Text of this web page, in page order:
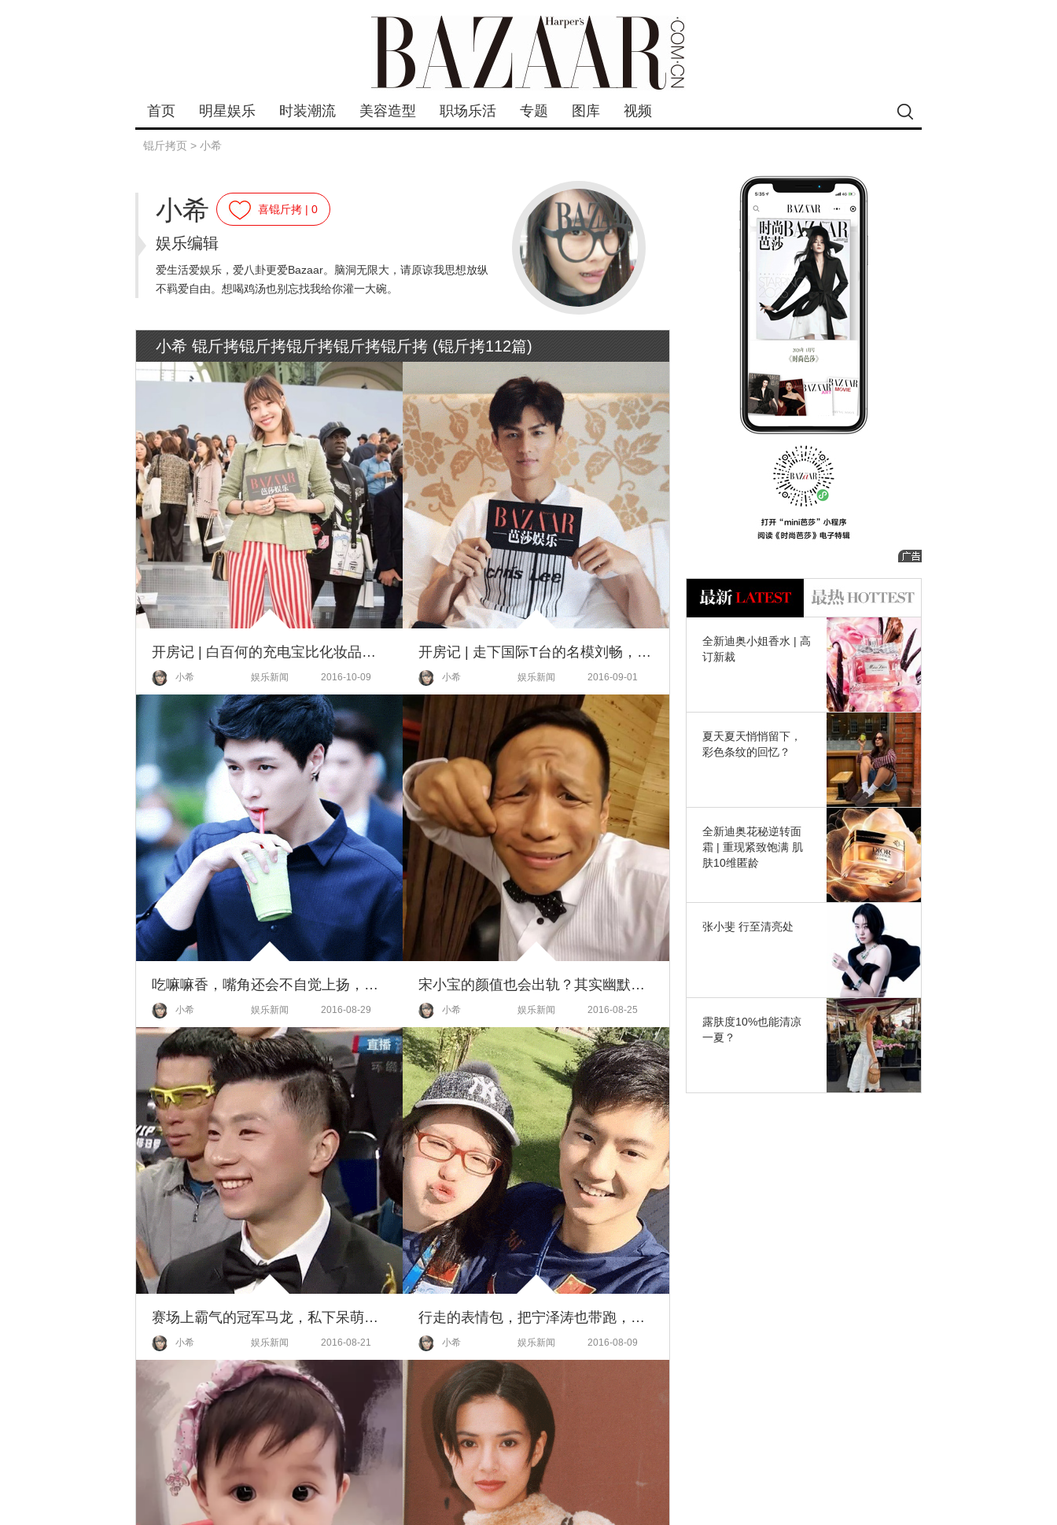
首页 明星娱乐 时装潮流 美容造型 职场乐活 专题 图库 视频
锟斤拷页 > 小希
小希 喜锟斤拷 | 0
娱乐编辑
爱生活爱娱乐，爱八卦更爱Bazaar。脑洞无限大，请原谅我思想放纵
不羁爱自由。想喝鸡汤也别忘找我给你灌一大碗。
小希 锟斤拷锟斤拷锟斤拷锟斤拷锟斤拷 (锟斤拷112篇)
开房记 | 白百何的充电宝比化妆品还多，原来她是不折不扣的游戏控！
小希 娱乐新闻 2016-10-09
开房记 | 走下国际T台的名模刘畅，原来是随身带香炉、钻研棋谱的老干部！
小希 娱乐新闻 2016-09-01
吃嘛嘛香，嘴角还会不自觉上扬，看张艺兴吃东西真的会饿！
小希 娱乐新闻 2016-08-29
宋小宝的颜值也会出轨？其实幽默才是一个男人最大的资本
小希 娱乐新闻 2016-08-25
赛场上霸气的冠军马龙，私下呆萌得就像地主家的傻儿子啊！
小希 娱乐新闻 2016-08-21
行走的表情包，把宁泽涛也带跑，傅园慧真是泳坛的一股泥石流啊
小希 娱乐新闻 2016-08-09
全新迪奥小姐香水 | 高
订新裁
夏天夏天悄悄留下，
彩色条纹的回忆？
全新迪奥花秘逆转面
霜 | 重现紧致饱满 肌
肤10维匿龄
张小斐 行至清亮处
露肤度10%也能清凉
一夏？